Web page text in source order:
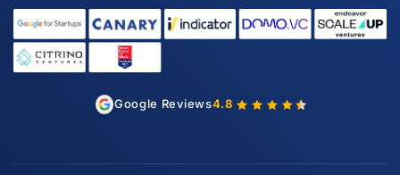
Google Reviews4.8